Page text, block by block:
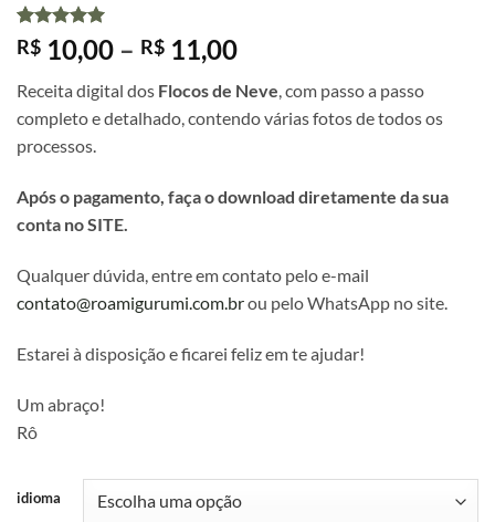
Avaliado
como5de
baseado em
1
avaliação
de cliente
R$ 10,00 – R$ 11,00Faixa
preço:
R$ 10,00
Receita digital dos Flocos de Neve, com passo a passo
completo e detalhado, contendo várias fotos de todos os
processos.
Após o pagamento, faça o download diretamente da sua
conta no SITE.
Qualquer dúvida, entre em contato pelo e-mail
contato@roamigurumi.com.brou pelo WhatsApp no site.
Estarei à disposição e ficarei feliz em te ajudar!
Um abraço!
Rô
idioma